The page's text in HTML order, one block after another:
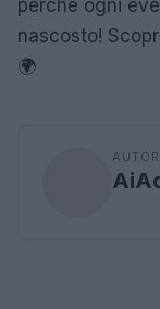
perché ogni
nascosto!
🌍